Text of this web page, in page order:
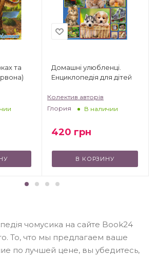
та
Домашні улюбленці.
Енциклопедія для дітей
Колектив авторів
Глория
В наличии
420 грн
В КОРЗИНУ
чомусика на сайте Book24
То, что мы предлагаем ваше
по лучшей цене, вы убедитесь,